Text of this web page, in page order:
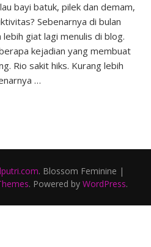
Bayi
Saat
Batuk,
Pilek
bayi batuk, pilek dan demam,
Sebenarnya di bulan
giat lagi menulis di blog.
kejadian yang membuat
Rio sakit hiks. Kurang lebih
…
. Blossom Feminine |
. Powered by WordPress.